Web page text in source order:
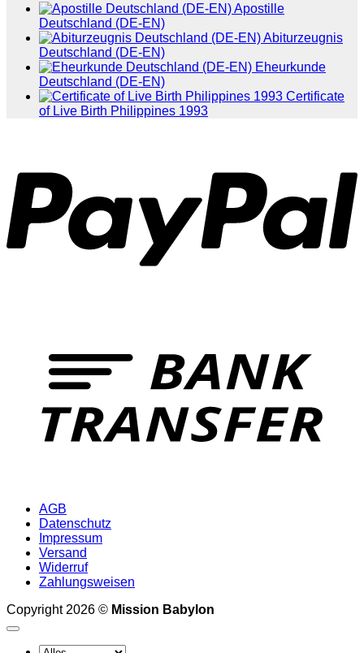
Apostille
Deutschland (DE-EN)
Abiturzeugnis
Deutschland (DE-EN)
Eheurkunde
Deutschland (DE-EN)
Certificate
of Live Birth Philippines 1993
AGB
Datenschutz
Impressum
Versand
Widerruf
Zahlungsweisen
Copyright 2026 © Mission Babylon